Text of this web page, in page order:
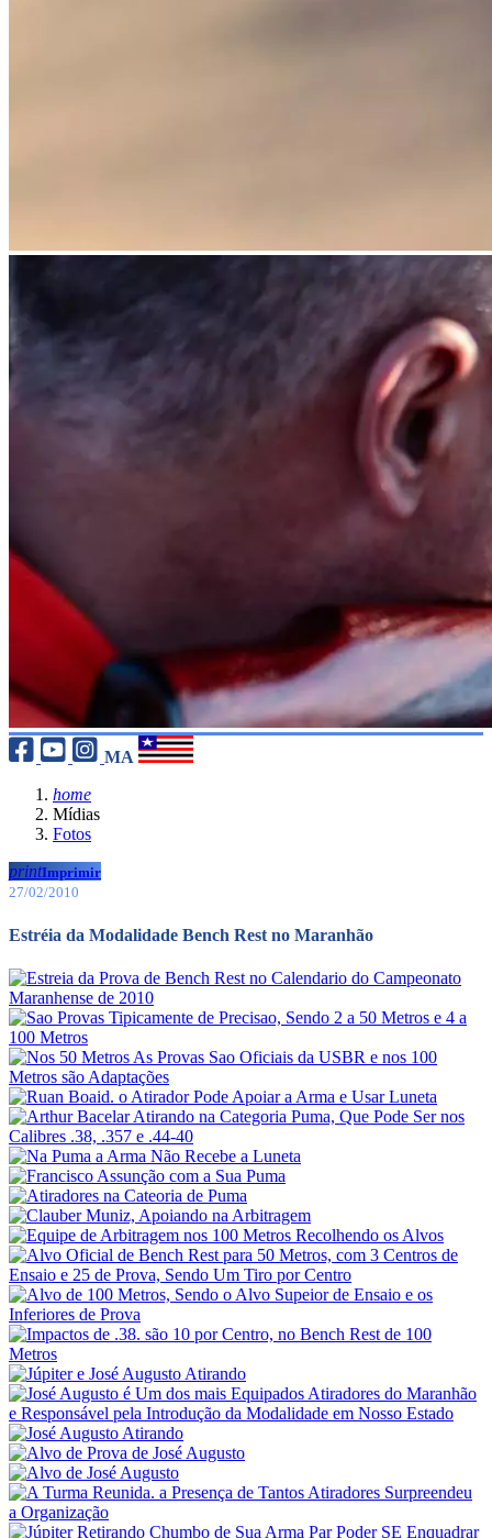
MA
home
Mídias
Fotos
printImprimir
27/02/2010
Estréia da Modalidade Bench Rest no Maranhão